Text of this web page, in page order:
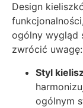
Design
ogólny wygląd
zwrócić uwagę:
Styl
ogólnym